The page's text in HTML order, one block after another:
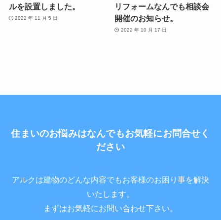
ルを設置しました。
2022 年 11 月 5 日
リフォームなんでも相談会
開催のお知らせ。
2022 年 10 月 17 日
住まいのお悩みはなんでもお気軽にお問合せく
ださい
アルクは建物のどんな内容でもお客様のお困り事を解決
いたします。
まずはお気軽にお問い合わせ下さい。